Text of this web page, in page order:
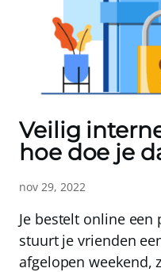
Veilig
hoe doe je
nov 29, 2022
Je bestelt online een
stuurt je vrienden
afgelopen weekend,